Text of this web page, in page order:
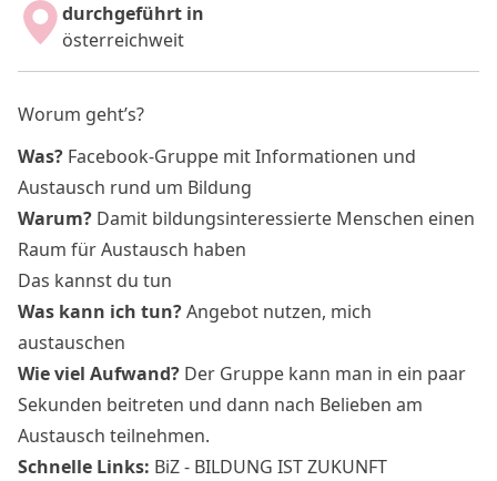
durchgeführt in
österreichweit
Worum geht’s?
Was? Facebook-Gruppe mit Informationen und
Austausch rund um Bildung
Warum? Damit bildungsinteressierte Menschen einen
Raum für Austausch haben
Das kannst du tun
Was kann ich tun?Angebot nutzen, mich
austauschen
Wie viel Aufwand? Der Gruppe kann man in ein paar
Sekunden beitreten und dann nach Belieben am
Austausch teilnehmen.
Schnelle Links: BiZ - BILDUNG IST ZUKUNFT